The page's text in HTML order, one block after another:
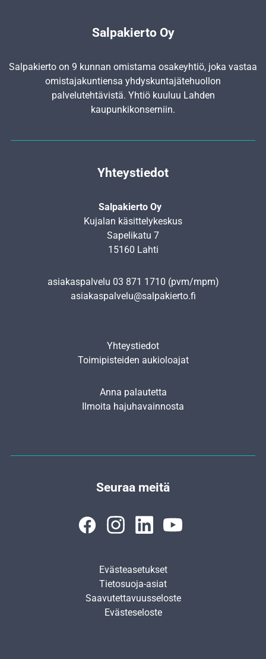
Salpakierto Oy
Salpakierto on 9 kunnan omistama osakeyhtiö, joka vastaa
omistajakuntiensa yhdyskunta­jätehuollon
palvelutehtävistä. Yhtiö kuuluu Lahden
kaupunkikonserniin.
Yhteystiedot
Salpakierto Oy
Kujalan käsittelykeskus
Sapelikatu 7
15160 Lahti
asiakaspalvelu 03 871 1710 (pvm/mpm)
asiakaspalvelu@salpakierto.fi
Yhteystiedot
Toimipisteiden aukioloajat
Anna palautetta
Ilmoita hajuhavainnosta
Seuraa meitä
Evästeasetukset
Tietosuoja-asiat
Saavutettavuusseloste
Evästeseloste